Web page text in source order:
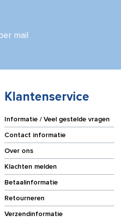
mail
Klantenservice
Informatie / Veel gestelde vragen
Contact informatie
Over ons
Klachten melden
Betaalinformatie
Retourneren
Verzendinformatie